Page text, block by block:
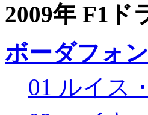
2009年 F1ド
ボーダフォ
01 ルイス